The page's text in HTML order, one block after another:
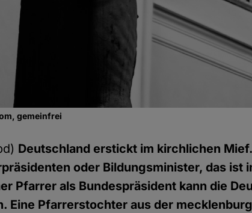
gemeinfrei
Deutschland erstickt im kirchlichen
oder Bildungsminister, das ist
Pfarrer als Bundespräsident kann die
Eine Pfarrerstochter aus der